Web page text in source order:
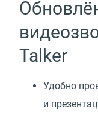
Talker
Удобно
и